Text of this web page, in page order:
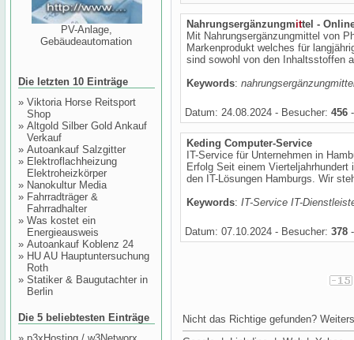
PV-Anlage,
Gebäudeautomation
Die letzten 10 Einträge
» Viktoria Horse Reitsport
Shop
» Altgold Silber Gold Ankauf
Verkauf
» Autoankauf Salzgitter
» Elektroflachheizung
Elektroheizkörper
» Nanokultur Media
» Fahrradträger &
Fahrradhalter
» Was kostet ein
Energieausweis
» Autoankauf Koblenz 24
» HU AU Hauptuntersuchung
Roth
» Statiker & Baugutachter in
Berlin
Die 5 beliebtesten Einträge
Nahrungsergänzungmittel -
Mit Nahrungsergänzungmittel von
Markenprodukt welches für
sind sowohl von den Inhaltsstoffen
Keywords:
Datum: 24.08.2024 - Besucher: 456
Keding Computer-Service
IT-Service für Unternehmen in
Erfolg Seit einem
den IT-Lösungen Hamburgs. Wir
Keywords: IT-Service IT-
Datum: 07.10.2024 - Besucher: 378
Nicht das Richtige gefunden?